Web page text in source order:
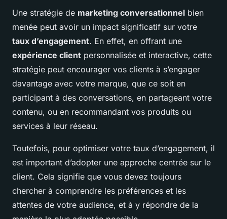
Une stratégie de marketing conversationnel bien
menée peut avoir un impact significatif sur votre
taux d’engagement. En effet, en offrant une
expérience client personnalisée et interactive, cette
stratégie peut encourager vos clients à s’engager
davantage avec votre marque, que ce soit en
participant à des conversations, en partageant votre
contenu, ou en recommandant vos produits ou
services à leur réseau.
Toutefois, pour optimiser votre taux d’engagement, il
est important d’adopter une approche centrée sur le
client. Cela signifie que vous devez toujours
chercher à comprendre les préférences et les
attentes de votre audience, et à y répondre de la